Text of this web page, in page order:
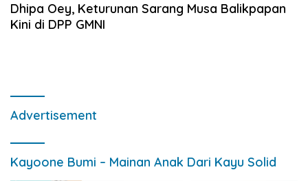
Dhipa Oey, Keturunan Sarang Musa Balikpapan
Kini di DPP GMNI
Advertisement
Kayoone Bumi – Mainan Anak Dari Kayu Solid